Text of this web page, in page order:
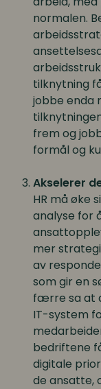
normalen.
tilknytning
jobbe enda
frem og
formål og
Akselerer
HR må øke
analyse for
mer
av
som gir en
færre sa at
IT-system
bedriftene
digitale
de ansatte,